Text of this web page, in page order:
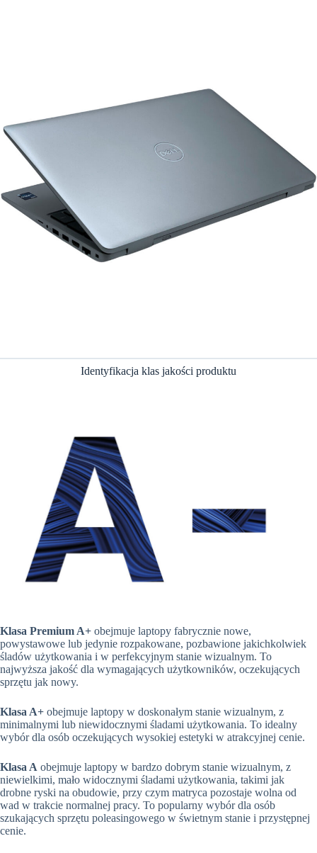
Identyfikacja klas jakości produktu
Klasa Premium A+ obejmuje laptopy fabrycznie nowe,
powystawowe lub jedynie rozpakowane, pozbawione jakichkolwiek
śladów użytkowania i w perfekcyjnym stanie wizualnym. To
najwyższa jakość dla wymagających użytkowników, oczekujących
sprzętu jak nowy.
Klasa A+ obejmuje laptopy w doskonałym stanie wizualnym, z
minimalnymi lub niewidocznymi śladami użytkowania. To idealny
wybór dla osób oczekujących wysokiej estetyki w atrakcyjnej cenie.
Klasa A obejmuje laptopy w bardzo dobrym stanie wizualnym, z
niewielkimi, mało widocznymi śladami użytkowania, takimi jak
drobne ryski na obudowie, przy czym matryca pozostaje wolna od
wad w trakcie normalnej pracy. To popularny wybór dla osób
szukających sprzętu poleasingowego w świetnym stanie i przystępnej
cenie.